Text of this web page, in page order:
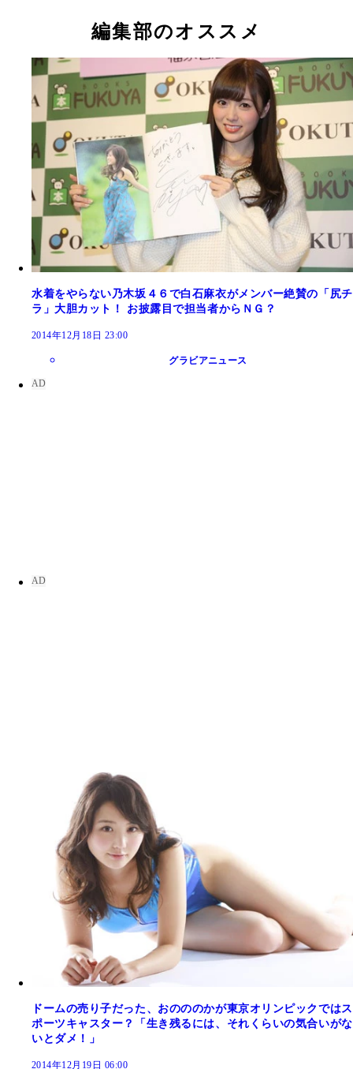
編集部のオススメ
水着をやらない乃木坂４６で白石麻衣がメンバー絶賛の「尻チ
ラ」大胆カット！ お披露目で担当者からＮＧ？
2014年12月18日 23:00
グラビアニュース
ドームの売り子だった、おのののかが東京オリンピックではス
ポーツキャスター？「生き残るには、それくらいの気合いがな
いとダメ！」
2014年12月19日 06:00